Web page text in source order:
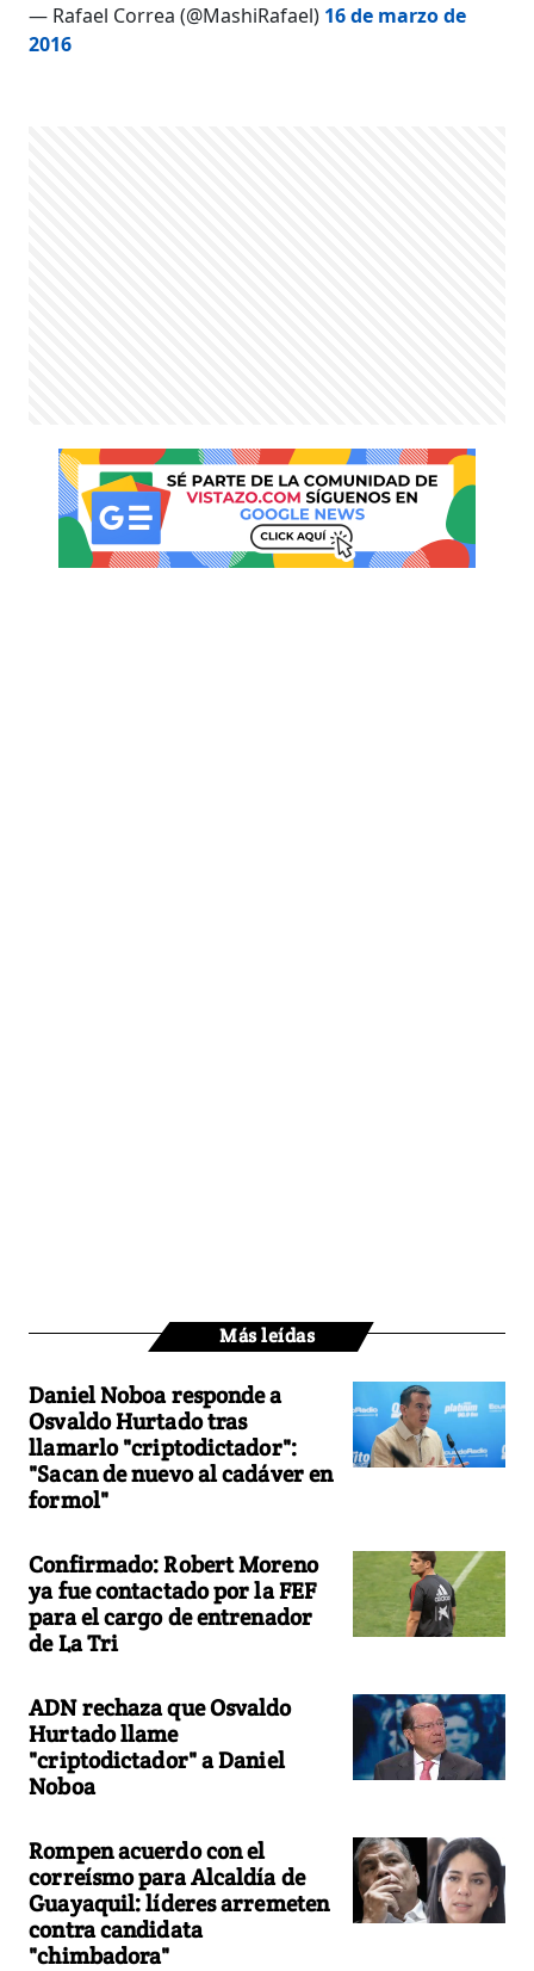
— Rafael Correa (@MashiRafael) 16 de marzo de
2016
Más leídas
Daniel Noboa responde a
Osvaldo Hurtado tras
llamarlo "criptodictador":
"Sacan de nuevo al cadáver en
formol"
Confirmado: Robert Moreno
ya fue contactado por la FEF
para el cargo de entrenador
de La Tri
ADN rechaza que Osvaldo
Hurtado llame
"criptodictador" a Daniel
Noboa
Rompen acuerdo con el
correísmo para Alcaldía de
Guayaquil: líderes arremeten
contra candidata
"chimbadora"